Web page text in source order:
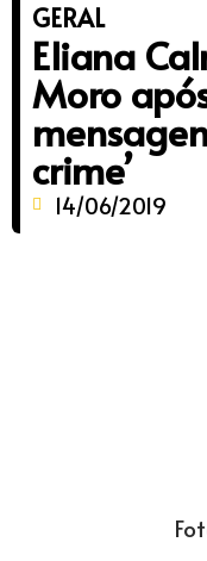
GERAL
Eliana
Moro
crime’
14/06/2019